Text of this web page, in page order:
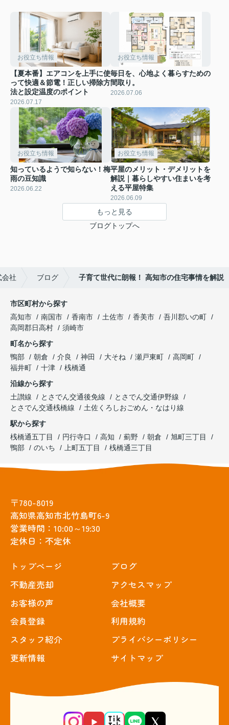
お役立ち情報
【夏本番】エアコンを上手に使
って快適＆節電！正しい掃除方
法と設定温度のポイント
2026.07.17
お役立ち情報
毎日を、心地よく暮らすための
間取り。
2026.07.06
お役立ち情報
知っているようで知らない！梅
雨の豆知識
2026.06.22
お役立ち情報
平屋のメリット・デメリットを
解説｜暮らしやすい住まいを考
える平屋特集
2026.06.09
もっと見る
ブログトップへ
会社 ブログ 子育て世代に朗報！ 高知市の住宅事情を解説
市区町村から探す
高知市
南国市 香南市 土佐市 香美市
吾川郡いの町
高岡郡日高村
須崎市
町名から探す
鴨部
朝倉 介良 神田 大そね 瀬戸東町
高岡町
福井町
十津
桟橋通
沿線から探す
土讃線
とさでん交通後免線
とさでん交通伊野線
とさでん交通桟橋線
土佐くろしおごめん・なはり線
駅から探す
桟橋通五丁目
円行寺口 高知 薊野 朝倉
旭町三丁目
鴨部
のいち 上町五丁目 桟橋通三丁目
〒780-8019
高知県高知市北竹島町6-9
営業時間：10:00～19:30
定休日：不定休
トップぺージ
不動産売却
お客様の声
会員登録
スタッフ紹介
更新情報
ブログ
アクセスマップ
会社概要
利用規約
プライバシーポリシー
サイトマップ